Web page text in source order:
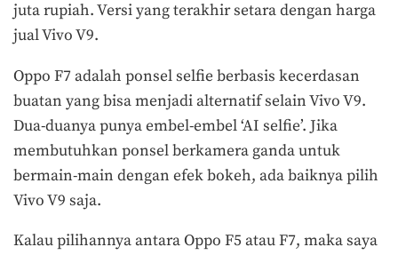
juta rupiah. Versi yang terakhir setara dengan harga
jual Vivo V9.
Oppo F7 adalah ponsel selfie berbasis kecerdasan
buatan yang bisa menjadi alternatif selain Vivo V9.
Dua-duanya punya embel-embel ‘AI selfie’. Jika
membutuhkan ponsel berkamera ganda untuk
bermain-main dengan efek bokeh, ada baiknya pilih
Vivo V9 saja.
Kalau pilihannya antara Oppo F5 atau F7, maka saya